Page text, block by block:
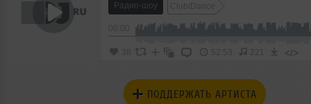
Радио-шоу Club/Dance
38 52:53 221 </>
ПОДДЕРЖАТЬ АРТИСТА